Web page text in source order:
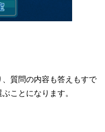
質問の内容も答えもすで
ことになります。